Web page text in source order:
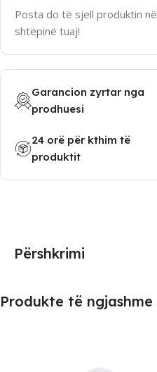
Posta do të sjell produktin në
shtëpinë tuaj!
Garancion zyrtar nga
prodhuesi
24 orë për kthim të
produktit
Përshkrimi
Produkte të ngjashme